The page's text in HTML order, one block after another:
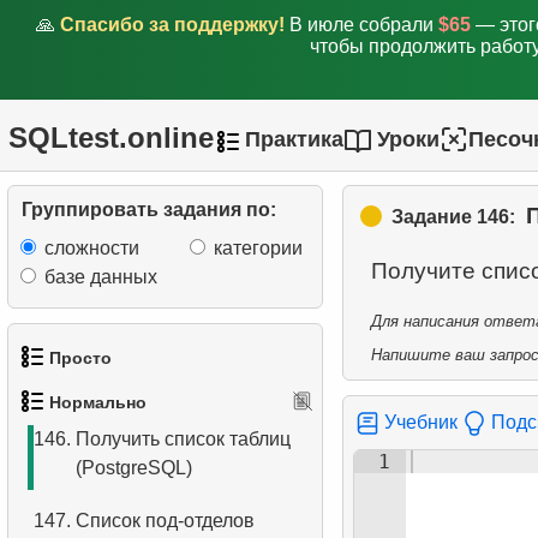
🙏 Спасибо за поддержку! В июле собрали $65 —
чтобы продолжить
SQLtest.online Практика Уроки
Группировать задания по:
сложности
категории
базе данных
Просто
Список языков
3. Имена актёров
Нормально
141.Выведите таблицу с
пассажиров
итогом
144.Выведите таблицу с
вылетов
145.Аэропорты с более чем
146. Получить список таблиц
(PostgreSQL)
147. Список под-отделов
Задание 146:
Получите
Для написания
Напишите ваш
Учебник
1